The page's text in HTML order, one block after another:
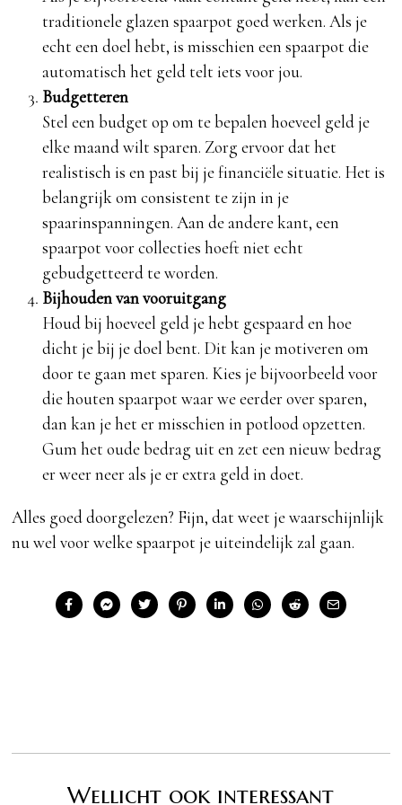
traditionele glazen spaarpot goed werken. Als je
echt een doel hebt, is misschien een spaarpot die
automatisch het geld telt iets voor jou.
Budgetteren
Stel een budget op om te bepalen hoeveel geld je
elke maand wilt sparen. Zorg ervoor dat het
realistisch is en past bij je financiële situatie. Het is
belangrijk om consistent te zijn in je
spaarinspanningen. Aan de andere kant, een
spaarpot voor collecties hoeft niet echt
gebudgetteerd te worden.
Bijhouden van vooruitgang
Houd bij hoeveel geld je hebt gespaard en hoe
dicht je bij je doel bent. Dit kan je motiveren om
door te gaan met sparen. Kies je bijvoorbeeld voor
die houten spaarpot waar we eerder over sparen,
dan kan je het er misschien in potlood opzetten.
Gum het oude bedrag uit en zet een nieuw bedrag
er weer neer als je er extra geld in doet.
Alles goed doorgelezen? Fijn, dat weet je waarschijnlijk
nu wel voor welke spaarpot je uiteindelijk zal gaan.
Wellicht ook interessant